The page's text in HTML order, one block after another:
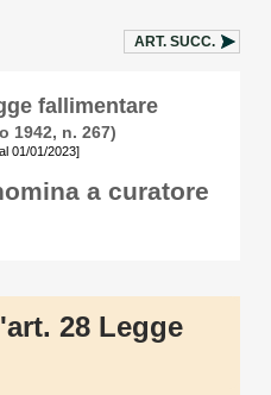
ART. SUCC.
fallimentare
1942, n. 267)
01/01/2023]
a curatore
28 Legge